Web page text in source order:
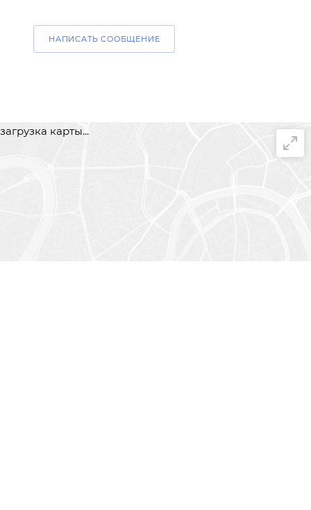
НАПИСАТЬ СООБЩЕНИЕ
загрузка карты...